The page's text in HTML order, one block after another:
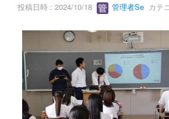
投稿日時 : 2024/10/18 管理者Se カテ